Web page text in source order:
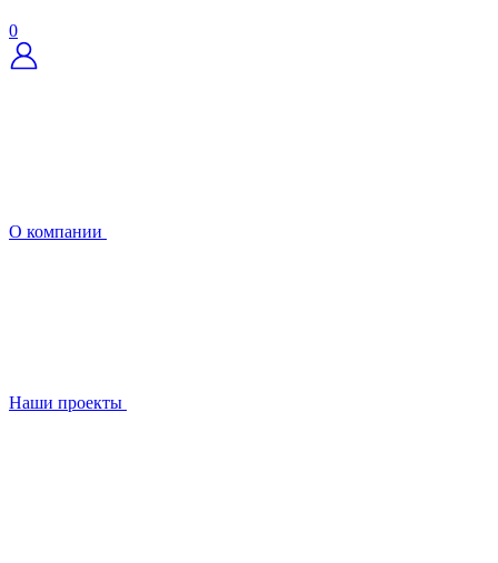
0
О компании
Наши проекты